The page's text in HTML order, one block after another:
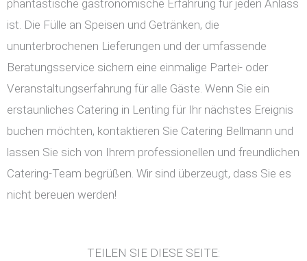
phantastische gastronomische Erfahrung für jeden Anlass
ist. Die Fülle an Speisen und Getränken, die
ununterbrochenen Lieferungen und der umfassende
Beratungsservice sichern eine einmalige Partei- oder
Veranstaltungserfahrung für alle Gäste. Wenn Sie ein
erstaunliches Catering in Lenting für Ihr nächstes Ereignis
buchen möchten, kontaktieren Sie Catering Bellmann und
lassen Sie sich von Ihrem professionellen und freundlichen
Catering-Team begrüßen. Wir sind überzeugt, dass Sie es
nicht bereuen werden!
TEILEN SIE DIESE SEITE: